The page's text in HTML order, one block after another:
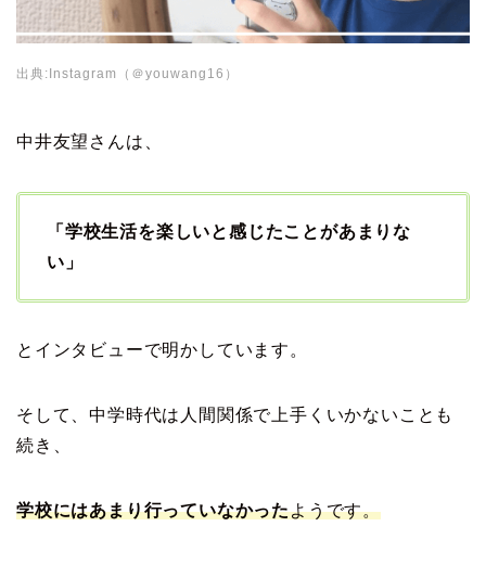
出典:Instagram（＠youwang16）
中井友望さんは、
「学校生活を楽しいと感じたことがあまりな
い」
とインタビューで明かしています。
そして、中学時代は人間関係で上手くいかないことも
続き、
学校にはあまり行っていなかったようです。